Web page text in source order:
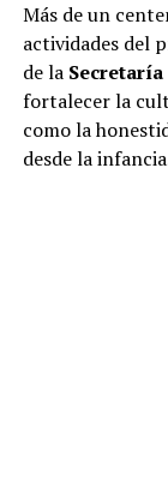
Más de un
actividades del
de la
fortalecer la
como la
desde la